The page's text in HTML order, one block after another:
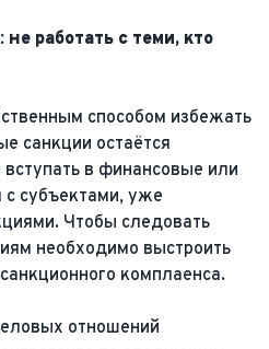
работать с теми, кто
способом избежать
санкции остаётся
в финансовые или
с субъектами, уже
Чтобы следовать
необходимо выстроить
комплаенса.
отношений